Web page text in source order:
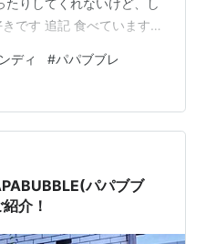
りしてくれないけど、し
です 追記 食べています☺
ングル 白 ベッド シング
プベッド ベッドフレーム
おしゃれ おしゃれ家具
人暮らし価格：28990円
ディ #パパブブレ
パパブブ
介！